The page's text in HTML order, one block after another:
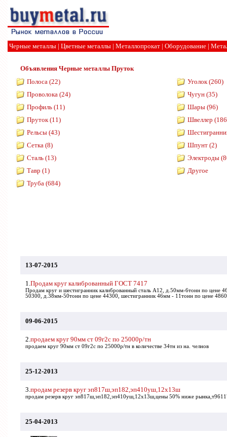
Черные металлы | Цветные металлы | Металлопрокат | Оборудование |
Объявления Черные металлы Пруток
Полоса (22)
Проволока (24)
Профиль (11)
Пруток (11)
Рельсы (43)
Сетка (8)
Сталь (13)
Тавр (1)
Труба (684)
Уголок (260)
Чугун (35)
Шары (96)
Швеллер
Шпунт (2)
Электроды
Другое
13-07-2015
1.Продам круг калиброванный ГОСТ 7417
Продам круг и шестигранник калиброванный сталь А12, д.50мм-6тонн по цене
50300, д.38мм-50тонн по цене 44300, шестигранник 46мм - 11тонн по цене
09-06-2015
2.продаем круг 90мм ст 09г2с по 25000р/тн
продаем круг 90мм ст 09г2с по 25000р/тн в количестве 34тн из на. челнов
25-12-2013
3.продам резерв круг эп817ш,эп182,эп410уш,12х13ш
продам резерв круг эп817ш,эп182,эп410уш,12х13ш,цены 50% ниже
25-04-2013